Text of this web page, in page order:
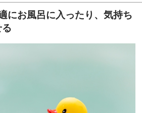
にお風呂に入ったり、気持ち